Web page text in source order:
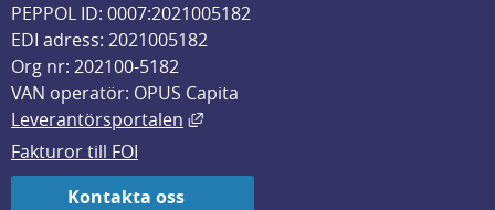
PEPPOL ID: 0007:2021005182
EDI adress: 2021005182
Org nr: 202100-5182
VAN operatör: OPUS Capita
Leverantörsportalen
Länk till annan webbplats, öppnas
Fakturor till FOI
Kontakta oss